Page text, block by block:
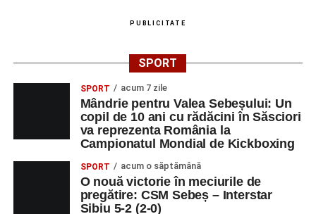
PUBLICITATE
SPORT
SPORT acum 7 zile
Mândrie pentru Valea Sebeșului: Un
copil de 10 ani cu rădăcini în Săsciori
va reprezenta România la
Campionatul Mondial de Kickboxing
SPORT acum o săptămână
O nouă victorie în meciurile de
pregătire: CSM Sebeș – Interstar
Sibiu 5-2 (2-0)